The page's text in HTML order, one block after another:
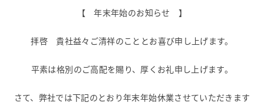
【 年末年始のお知らせ 】
拝啓 貴社益々ご清祥のこととお喜び申し上げます。
平素は格別のご高配を賜り、厚くお礼申し上げます。
さて、弊社では下記のとおり年末年始休業させていただきます